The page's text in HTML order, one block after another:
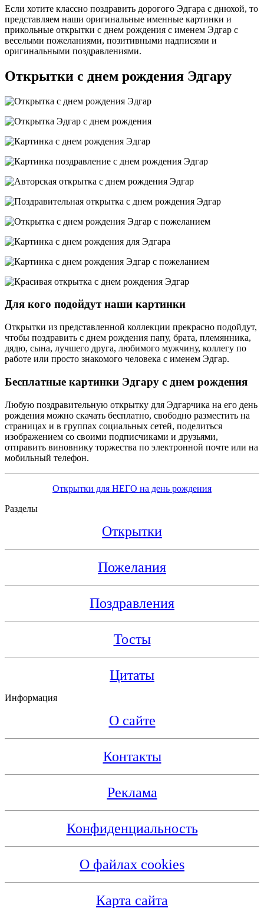
Если хотите классно поздравить дорогого Эдгара с днюхой, то
представляем наши оригинальные именные картинки и
прикольные открытки с днем рождения с именем Эдгар с
веселыми пожеланиями, позитивными надписями и
оригинальными поздравлениями.
Открытки с днем рождения Эдгару
Для кого подойдут наши картинки
Открытки из представленной коллекции прекрасно подойдут,
чтобы поздравить с днем рождения папу, брата, племянника,
дядю, сына, лучшего друга, любимого мужчину, коллегу по
работе или просто знакомого человека с именем Эдгар.
Бесплатные картинки Эдгару с днем рождения
Любую поздравительную открытку для Эдгарчика на его день
рождения можно скачать бесплатно, свободно разместить на
страницах и в группах социальных сетей, поделиться
изображением со своими подписчиками и друзьями,
отправить виновнику торжества по электронной почте или на
мобильный телефон.
Открытки для НЕГО на день рождения
Разделы
Открытки
Пожелания
Поздравления
Тосты
Цитаты
Информация
О сайте
Контакты
Реклама
Конфиденциальность
О файлах cookies
Карта сайта